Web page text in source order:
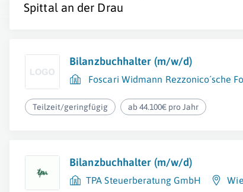
Spittal an der Drau
Bilanzbuchhalter (m/w/d)
Foscari Widmann Rezzonico´sche
Teilzeit/geringfügig ab 44.100€ pro Jahr
Bilanzbuchhalter (m/w/d)
TPA Steuerberatung GmbH